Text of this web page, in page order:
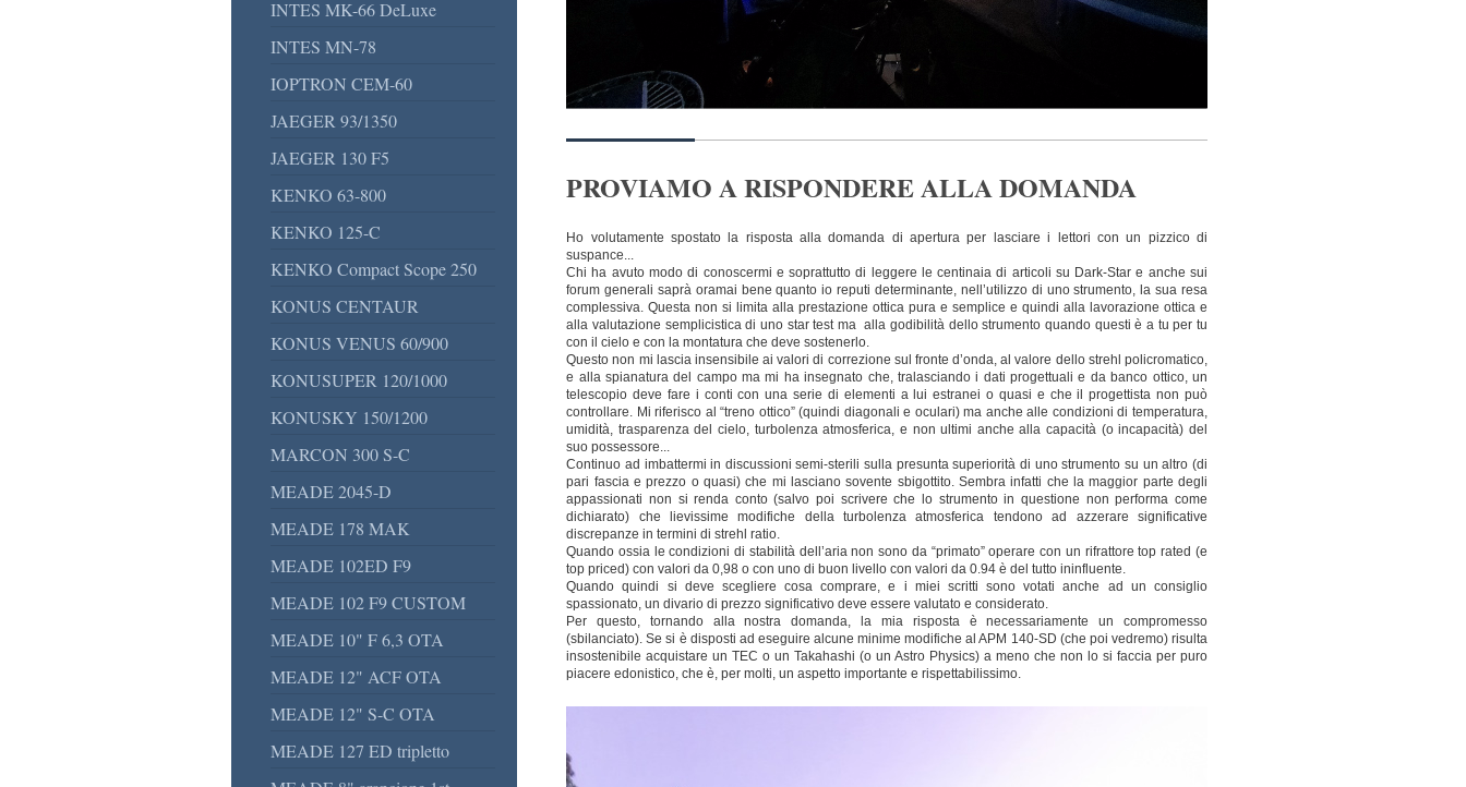
PROVIAMO A RISPONDERE ALLA DOMANDA
Ho volutamente spostato la risposta alla domanda di apertura per lasciare i lettori con un pizzico di
suspance...
Chi ha avuto modo di conoscermi e soprattutto di leggere le centinaia di articoli su Dark-Star e anche sui
forum generali saprà oramai bene quanto io reputi determinante, nell’utilizzo di uno strumento, la sua resa
complessiva. Questa non si limita alla prestazione ottica pura e semplice e quindi alla lavorazione ottica e
alla valutazione semplicistica di uno star test ma alla godibilità dello strumento quando questi è a tu per tu
con il cielo e con la montatura che deve sostenerlo.
Questo non mi lascia insensibile ai valori di correzione sul fronte d’onda, al valore dello strehl policromatico,
e alla spianatura del campo ma mi ha insegnato che, tralasciando i dati progettuali e da banco ottico, un
telescopio deve fare i conti con una serie di elementi a lui estranei o quasi e che il progettista non può
controllare. Mi riferisco al “treno ottico” (quindi diagonali e oculari) ma anche alle condizioni di temperatura,
umidità, trasparenza del cielo, turbolenza atmosferica, e non ultimi anche alla capacità (o incapacità) del
suo possessore...
Continuo ad imbattermi in discussioni semi-sterili sulla presunta superiorità di uno strumento su un altro (di
pari fascia e prezzo o quasi) che mi lasciano sovente sbigottito. Sembra infatti che la maggior parte degli
appassionati non si renda conto (salvo poi scrivere che lo strumento in questione non performa come
dichiarato) che lievissime modifiche della turbolenza atmosferica tendono ad azzerare significative
discrepanze in termini di strehl ratio.
Quando ossia le condizioni di stabilità dell’aria non sono da “primato” operare con un rifrattore top rated (e
top priced) con valori da 0,98 o con uno di buon livello con valori da 0.94 è del tutto ininfluente.
Quando quindi si deve scegliere cosa comprare, e i miei scritti sono votati anche ad un consiglio
spassionato, un divario di prezzo significativo deve essere valutato e considerato.
Per questo, tornando alla nostra domanda, la mia risposta è necessariamente un compromesso
(sbilanciato). Se si è disposti ad eseguire alcune minime modifiche al APM 140-SD (che poi vedremo) risulta
insostenibile acquistare un TEC o un Takahashi (o un Astro Physics) a meno che non lo si faccia per puro
piacere edonistico, che è, per molti, un aspetto importante e rispettabilissimo.
INTES MK-66 DeLuxe
INTES MN-78
IOPTRON CEM-60
JAEGER 93/1350
JAEGER 130 F5
KENKO 63-800
KENKO 125-C
KENKO Compact Scope 250
KONUS CENTAUR
KONUS VENUS 60/900
KONUSUPER 120/1000
KONUSKY 150/1200
MARCON 300 S-C
MEADE 2045-D
MEADE 178 MAK
MEADE 102ED F9
MEADE 102 F9 CUSTOM
MEADE 10" F 6,3 OTA
MEADE 12" ACF OTA
MEADE 12" S-C OTA
MEADE 127 ED tripletto